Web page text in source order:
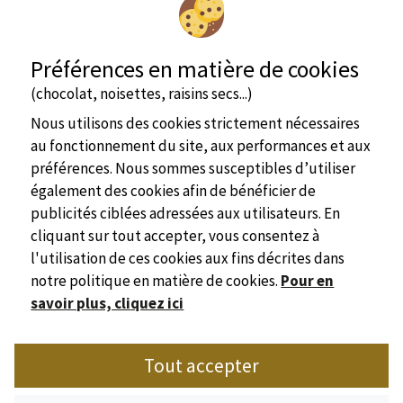
voir + d'infos
Site officiel
Syndicat de l'Hôtellerie de Plein Air de Dordogne
Place Marc Busson - 24200 Sarlat
Préférences en matière de cookies
(chocolat, noisettes, raisins secs...)
Nous utilisons des cookies strictement nécessaires
au fonctionnement du site, aux performances et aux
préférences. Nous sommes susceptibles d’utiliser
également des cookies afin de bénéficier de
publicités ciblées adressées aux utilisateurs. En
cliquant sur tout accepter, vous consentez à
l'utilisation de ces cookies aux fins décrites dans
notre politique en matière de cookies. Pour en
savoir plus, cliquez ici
Tout accepter